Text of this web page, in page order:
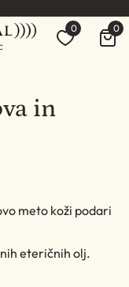
0 0
in
meto koži podari
eteričnih olj.